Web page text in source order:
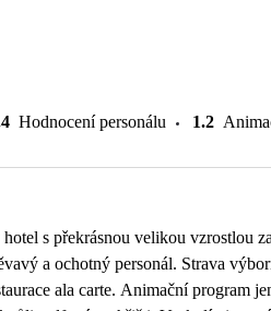
Hodnocení personálu 1.2
s překrásnou velikou vzrostlou
a ochotný personál. Strava
ala carte. Animační program